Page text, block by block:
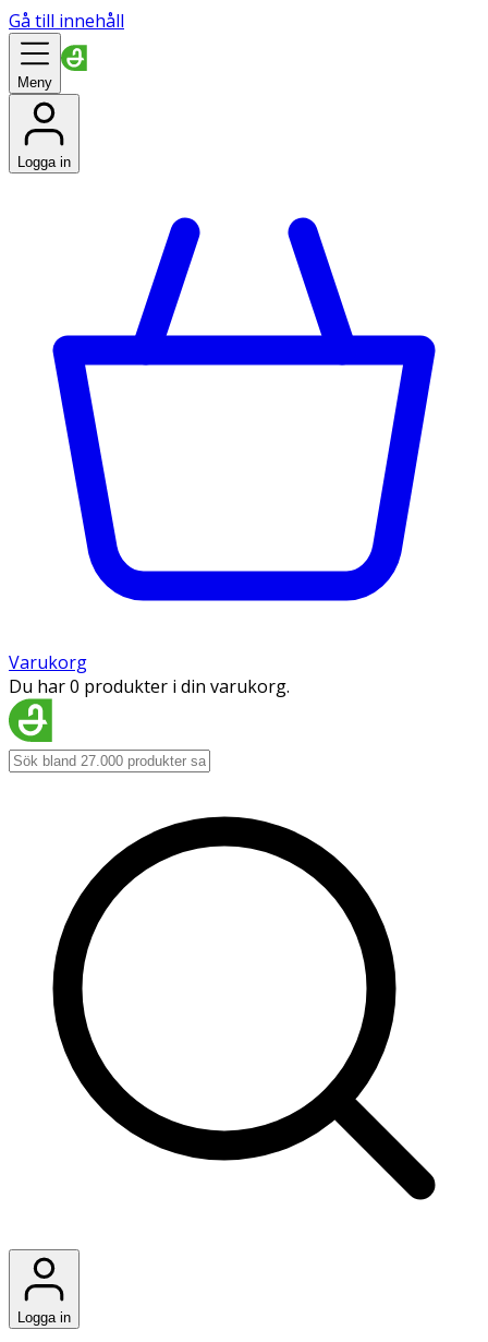
Gå till innehåll
Meny
Logga in
Varukorg
Du har 0 produkter i din varukorg.
Logga in